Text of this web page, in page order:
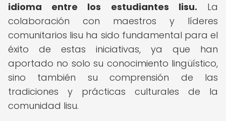
idioma entre los estudiantes lisu. La
colaboración con maestros y líderes
comunitarios lisu ha sido fundamental para el
éxito de estas iniciativas, ya que han
aportado no solo su conocimiento lingüístico,
sino también su comprensión de las
tradiciones y prácticas culturales de la
comunidad lisu.